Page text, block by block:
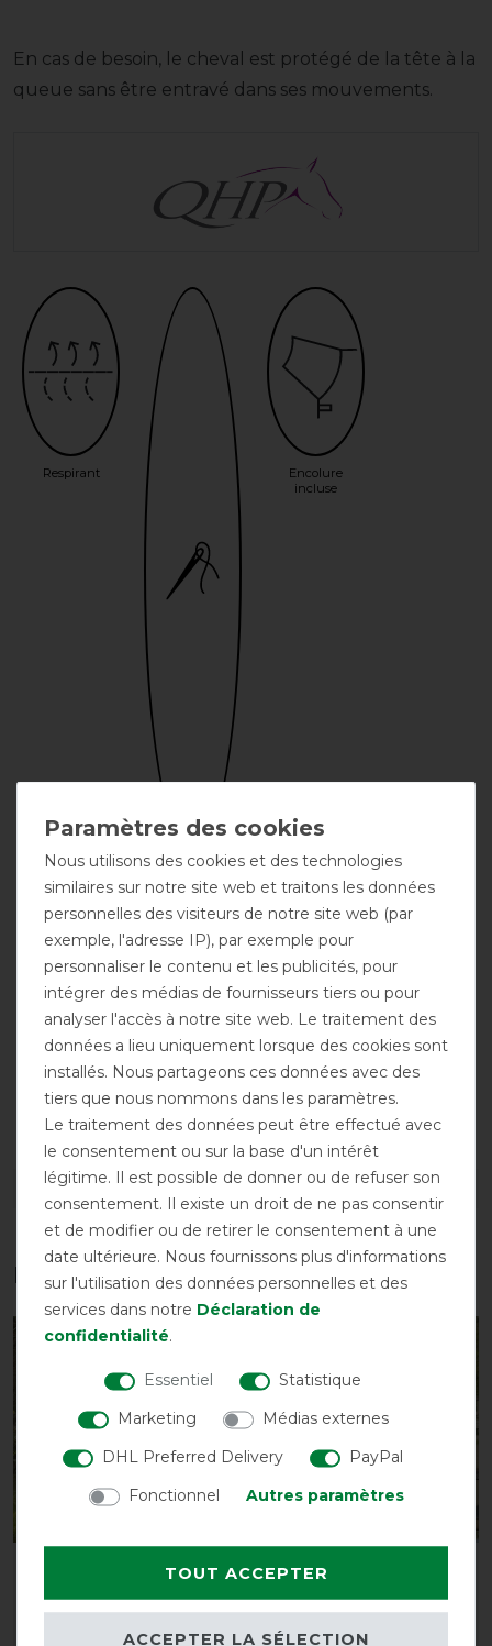
En cas de besoin, le cheval est protégé de la tête à la
queue sans être entravé dans ses mouvements.
Respirant
Broderie
possible
Encolure
incluse
Encolure
possible
Gousset
d'aisance
Fermeture
frontale double
DÉTAILS SUR LA SÉCURITÉ DES PRODUITS
Les accessoires parfaits pour vous
-10%
Couvre-reins anti-
franges
Couverture anti-
avec couvre-cou
Nous utilisons des cookies et des technologies
similaires sur notre site web et traitons les données
personnelles des visiteurs de notre site web (par
exemple, l'adresse IP), par exemple pour
personnaliser le contenu et les publicités, pour
intégrer des médias de fournisseurs tiers ou pour
analyser l'accès à notre site web. Le traitement des
données a lieu uniquement lorsque des cookies sont
installés. Nous partageons ces données avec des
tiers que nous nommons dans les paramètres.
Le traitement des données peut être effectué avec
le consentement ou sur la base d'un intérêt
légitime. Il est possible de donner ou de refuser son
consentement. Il existe un droit de ne pas consentir
et de modifier ou de retirer le consentement à une
date ultérieure. Nous fournissons plus d'informations
sur l'utilisation des données personnelles et des
services dans notre Déclaration de
confidentialité.
Essentiel
Statistique
Marketing
Médias externes
DHL Preferred Delivery
PayPal
Fonctionnel
Autres paramètres
TOUT ACCEPTER
ACCEPTER LA SÉLECTION